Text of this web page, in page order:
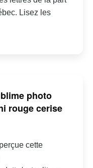
Lisez les
photo
rouge cerise
cette